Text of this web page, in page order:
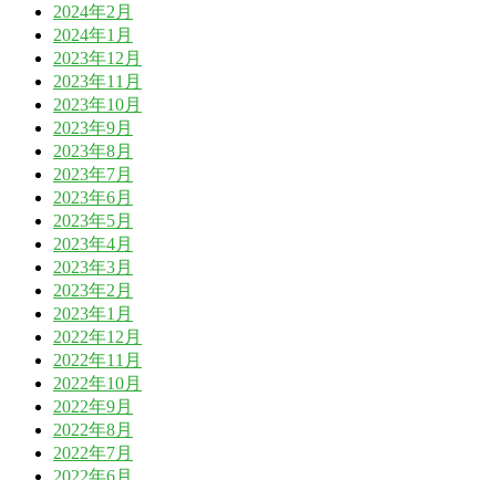
2024年2月
2024年1月
2023年12月
2023年11月
2023年10月
2023年9月
2023年8月
2023年7月
2023年6月
2023年5月
2023年4月
2023年3月
2023年2月
2023年1月
2022年12月
2022年11月
2022年10月
2022年9月
2022年8月
2022年7月